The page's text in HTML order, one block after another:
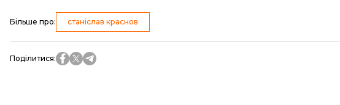
Більше про: станіслав краснов
Поділитися: